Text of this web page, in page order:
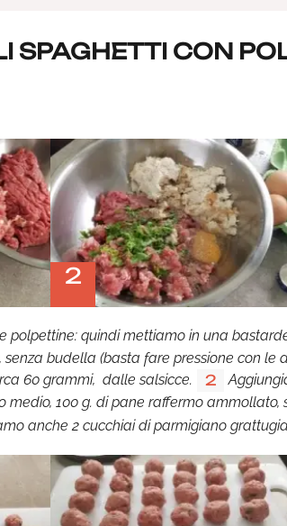
SPAGHETTI CON
2
polpettine: quindi mettiamo in una
senza budella (basta fare pressione con le
60 grammi, dalle salsicce.
2
medio, 100 g. di pane raffermo ammollato,
anche 2 cucchiai di parmigiano